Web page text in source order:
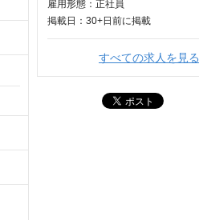
雇用形態：正社員
掲載日： 30+日 前に掲載
すべての求人を見る